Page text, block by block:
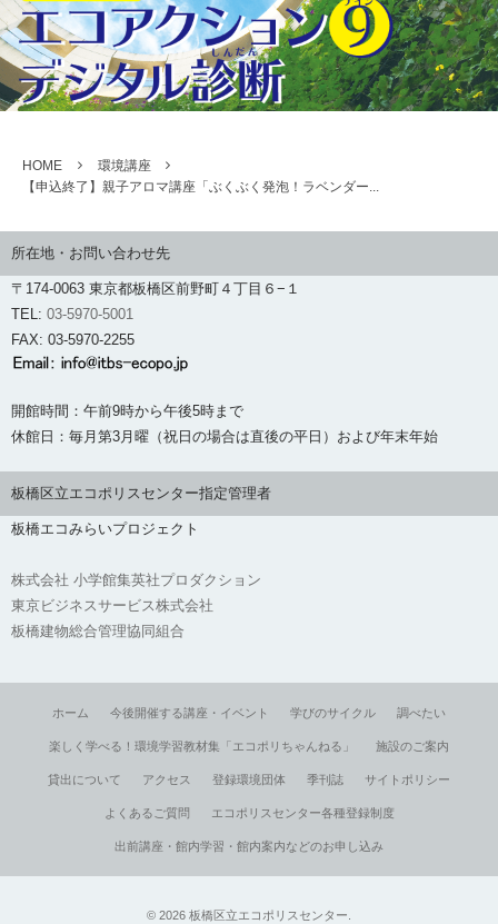
HOME
環境講座
【申込終了】親子アロマ講座「ぶくぶく発泡！ラベンダー...
所在地・お問い合わせ先
〒174-0063 東京都板橋区前野町４丁目６−１
TEL: 03-5970-5001
FAX: 03-5970-2255
開館時間：午前9時から午後5時まで
休館日：毎月第3月曜（祝日の場合は直後の平日）および年末年始
板橋区立エコポリスセンター指定管理者
板橋エコみらいプロジェクト
株式会社 小学館集英社プロダクション
東京ビジネスサービス株式会社
板橋建物総合管理協同組合
ホーム 今後開催する講座・イベント 学びのサイクル 調べたい
楽しく学べる！環境学習教材集「エコポリちゃんねる」 施設のご案内
貸出について アクセス 登録環境団体 季刊誌 サイトポリシー
よくあるご質問 エコポリスセンター各種登録制度
出前講座・館内学習・館内案内などのお申し込み
© 2026 板橋区立エコポリスセンター